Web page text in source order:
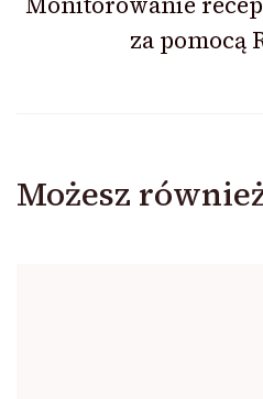
za pomocą
Możesz